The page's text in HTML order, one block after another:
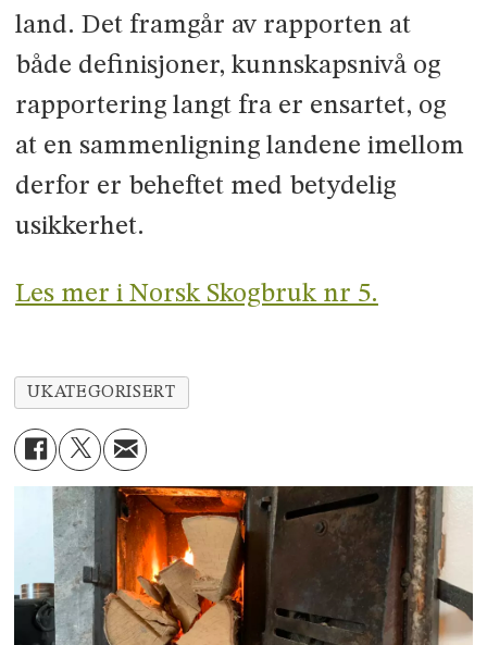
land. Det framgår av rapporten at
både definisjoner, kunnskapsnivå og
rapportering langt fra er ensartet, og
at en sammenligning landene imellom
derfor er beheftet med betydelig
usikkerhet.
Les mer i Norsk Skogbruk nr 5.
UKATEGORISERT